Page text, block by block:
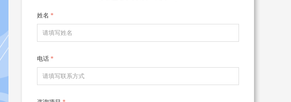
姓名 *
电话 *